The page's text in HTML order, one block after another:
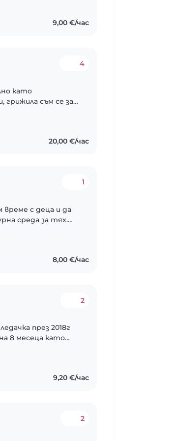
9,00 €/час
4
като
грижила съм се за
20,00 €/час
1
време с деца и да
среда за тях.
8,00 €/час
2
през 2018г
8 месеца като
9,20 €/час
2